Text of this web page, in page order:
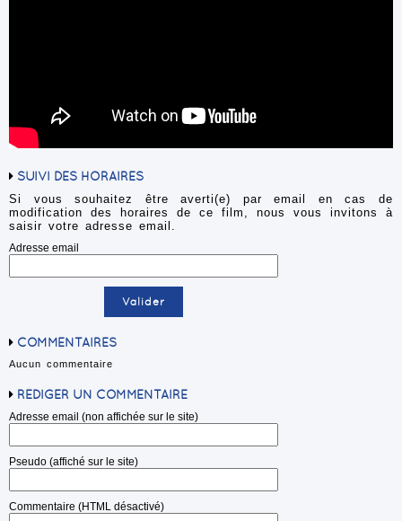
SUIVI DES HORAIRES
Si vous souhaitez être averti(e) par email en cas de
modification des horaires de ce film, nous vous invitons à
saisir votre adresse email.
Adresse email
COMMENTAIRES
Aucun commentaire
RÉDIGER UN COMMENTAIRE
Adresse email (non affichée sur le site)
Pseudo (affiché sur le site)
Commentaire (HTML désactivé)